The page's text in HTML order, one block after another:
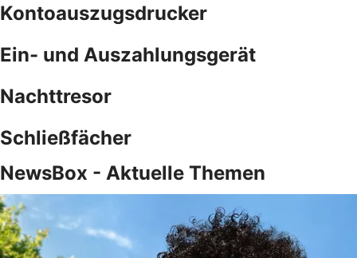
Kontoauszugsdrucker
Ein- und Auszahlungsgerät
Nachttresor
Schließfächer
NewsBox - Aktuelle Themen